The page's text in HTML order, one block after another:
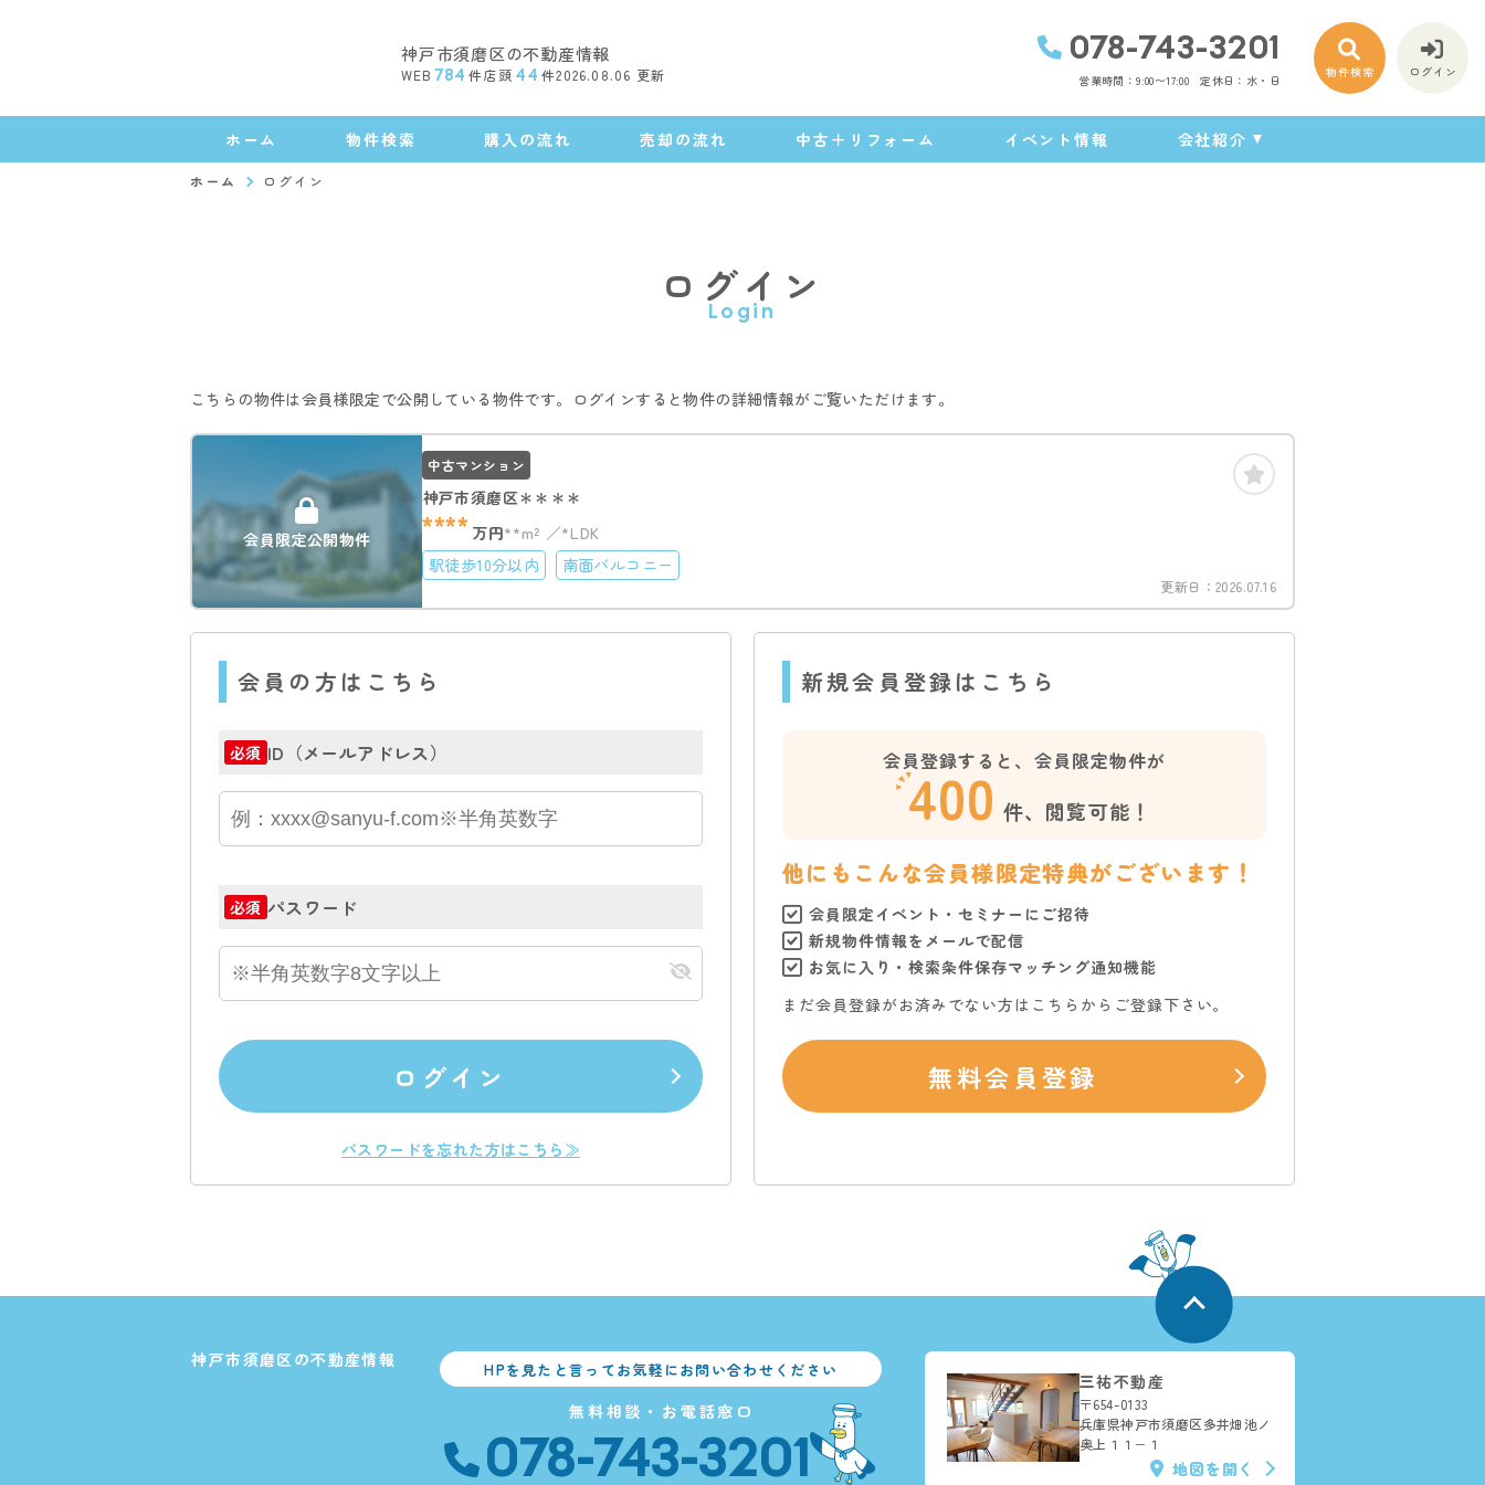
神戸市須磨区の不動産情報
WEB 784 件店頭 44 件2026.08.06 更新
078-743-3201
営業時間：9:00〜17:00 定休日：水・日 物件検索 ログイン
ホーム 物件検索 購入の流れ 売却の流れ 中古＋リフォーム イベント情報 会社紹介
ホーム ログイン
ログイン
Login
こちらの物件は会員様限定で公開している物件です。ログインすると物件の詳細情報がご覧いただけます。
会員限定公開物件
中古マンション
神戸市須磨区＊＊＊＊
**** 万円**m²
*LDK
駅徒歩10分以内
南面バルコニー
更新日： 2026.07.16
会員の方はこちら
必須 ID（メールアドレス）
必須 パスワード
ログイン
パスワードを忘れた方はこちら≫
新規会員登録はこちら
会員登録すると、会員限定物件が
400 件、 閲覧可能！
他にもこんな会員様限定特典がございます！
会員限定イベント・セミナーにご招待
新規物件情報をメールで配信
お気に入り・検索条件保存マッチング通知機能
まだ会員登録がお済みでない方はこちらからご登録下さい。
無料会員登録
神戸市須磨区の不動産情報 HPを見たと言ってお気軽にお問い合わせください
無料相談・お電話窓口
078-743-3201
三祐不動産
〒654-0133
兵庫県神戸市須磨区多井畑池ノ
奥上１１−１
地図を開く